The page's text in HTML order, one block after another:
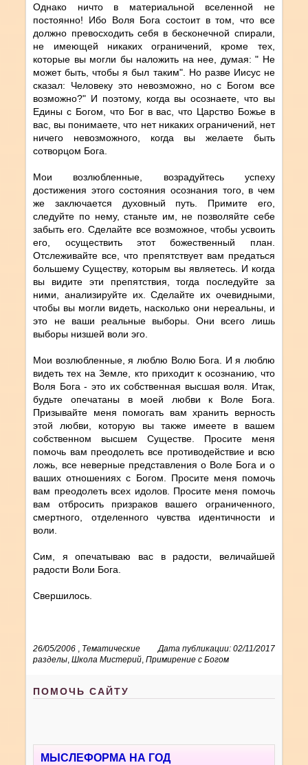
Однако ничто в материальной вселенной не
постоянно! Ибо Воля Бога состоит в том, что все
должно превосходить себя в бесконечной спирали,
не имеющей никаких ограничений, кроме тех,
которые вы могли бы наложить на нее, думая: " Не
может быть, чтобы я был таким". Но разве Иисус не
сказал: Человеку это невозможно, но с Богом все
возможно?" И поэтому, когда вы осознаете, что вы
Едины с Богом, что Бог в вас, что Царство Божье в
вас, вы понимаете, что нет никаких ограничений, нет
ничего невозможного, когда вы желаете быть
cотворцом Бога.
Мои возлюбленные, возрадуйтесь успеху
достижения этого состояния осознания того, в чем
же заключается духовный путь. Примите его,
следуйте по нему, станьте им, не позволяйте себе
забыть его. Сделайте все возможное, чтобы усвоить
его, осуществить этот божественный план.
Отслеживайте все, что препятствует вам предаться
большему Существу, которым вы являетесь. И когда
вы видите эти препятствия, тогда последуйте за
ними, анализируйте их. Сделайте их очевидными,
чтобы вы могли видеть, насколько они нереальны, и
это не ваши реальные выборы. Они всего лишь
выборы низшей воли эго.
Мои возлюбленные, я люблю Волю Бога. И я люблю
видеть тех на Земле, кто приходит к осознанию, что
Воля Бога - это их собственная высшая воля. Итак,
будьте опечатаны в моей любви к Воле Бога.
Призывайте меня помогать вам хранить верность
этой любви, которую вы также имеете в вашем
собственном высшем Существе. Просите меня
помочь вам преодолеть все противодействие и всю
ложь, все неверные представления о Воле Бога и о
ваших отношениях с Богом. Просите меня помочь
вам преодолеть всех идолов. Просите меня помочь
вам отбросить призраков вашего ограниченного,
смертного, отделенного чувства идентичности и
воли.
Сим, я опечатываю вас в радости, величайшей
радости Воли Бога.
Свершилось.
26/05/2006 Дата публикации: 02/11/2017
Тематические
разделы ,Школа Мистерий ,Примирение с Богом
ПОМОЧЬ САЙТУ
МЫСЛЕФОРМА НА ГОД